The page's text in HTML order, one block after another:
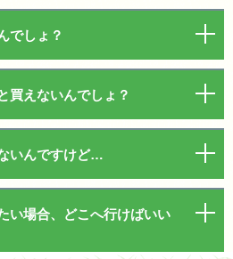
でしょ？
買えないんでしょ？
いんですけど…
い場合、どこへ行けばいい